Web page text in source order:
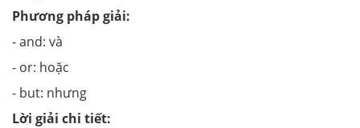
Phương pháp giải:
- and: và
- or: hoặc
- but: nhưng
Lời giải chi tiết: